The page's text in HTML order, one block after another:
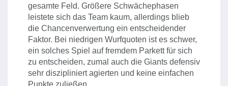
gesamte Feld. Größere Schwächephasen
leistete sich das Team kaum, allerdings blieb
die Chancenverwertung ein entscheidender
Faktor. Bei niedrigen Wurfquoten ist es schwer,
ein solches Spiel auf fremdem Parkett für sich
zu entscheiden, zumal auch die Giants defensiv
sehr diszipliniert agierten und keine einfachen